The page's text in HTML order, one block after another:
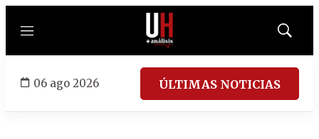
Menú
Mostrar
06 ago 2026 ÚLTIMAS NOTICIAS